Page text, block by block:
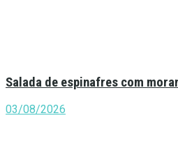
Salada de espinafres com
03/08/2026